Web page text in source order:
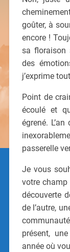
goûter, à
encore !
sa floraison
des
j’exprime
Point de
écoulé et
égrené.
passerelle
Je vous
votre champ
découverte
de l’autre,
présent,
année où